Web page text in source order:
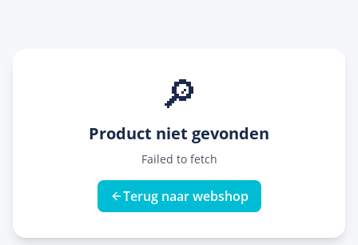
🔎
Product niet gevonden
Failed to fetch
Terug naar webshop